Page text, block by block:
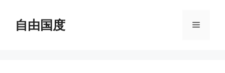
自由国度 菜